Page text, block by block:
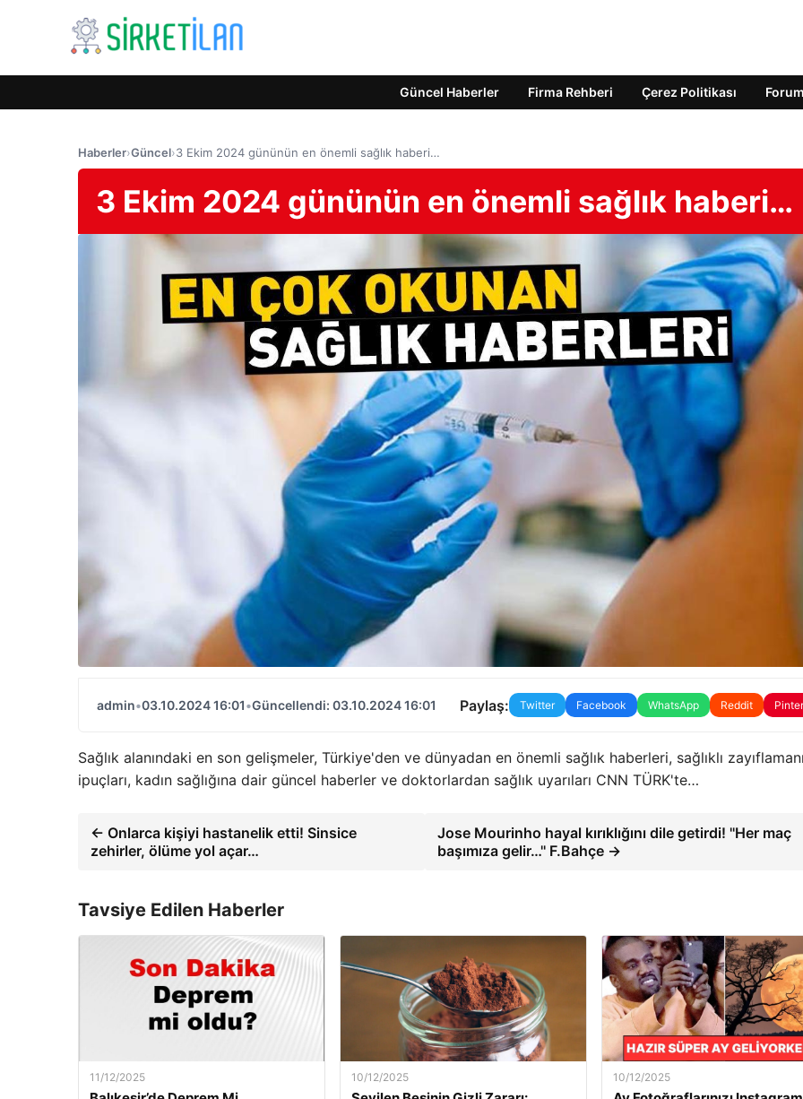
Güncel Haberler Firma Rehberi Çerez Politikası Forum
Haberler›Güncel›3 Ekim 2024 gününün en önemli sağlık haberi…
3 Ekim 2024 gününün en önemli sağlık haberi…
admin•03.10.2024 16:01•Güncellendi: 03.10.2024 16:01 Paylaş: Twitter Facebook WhatsApp Reddit
Sağlık alanındaki en son gelişmeler, Türkiye'den ve dünyadan en önemli sağlık haberleri, sağlıklı
ipuçları, kadın sağlığına dair güncel haberler ve doktorlardan sağlık uyarıları CNN TÜRK'te…
← Onlarca kişiyi hastanelik etti! Sinsice
zehirler, ölüme yol açar…
Jose Mourinho hayal kırıklığını dile getirdi! ''Her maç
başımıza gelir…'' F.Bahçe →
Tavsiye Edilen Haberler
11/12/2025 10/12/2025 10/12/2025